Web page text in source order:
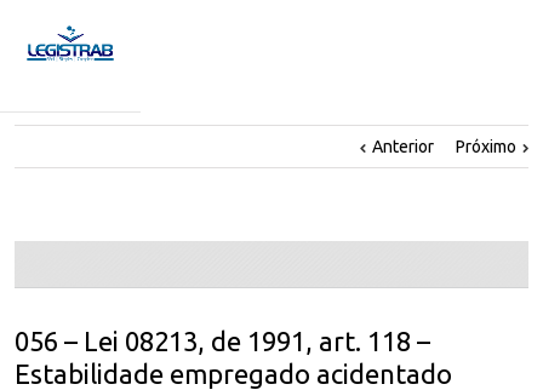
Anterior Próximo
056 – Lei 08213, de 1991, art. 118 –
Estabilidade empregado acidentado